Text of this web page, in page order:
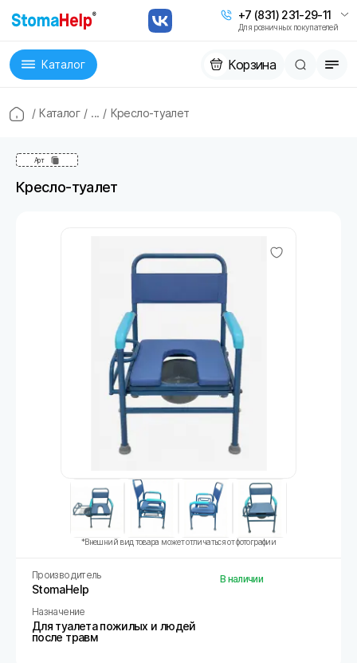
+7 (831) 231-29-11
Для розничных покупателей
Каталог Корзина
/ Каталог / ... / Кресло-туалет
Арт
Кресло-туалет
*Внешний вид товара может отличаться от фотографии
Производитель
StomaHelp
Назначение
Для туалета пожилых и людей
после травм
В наличии